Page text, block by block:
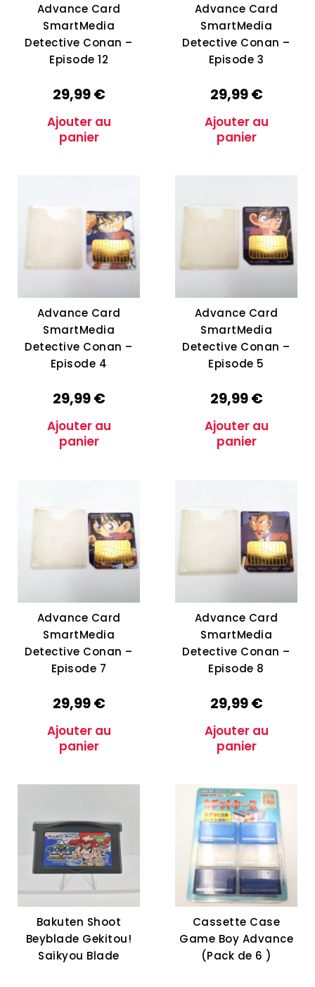
Advance Card
SmartMedia
Detective Conan –
Episode 12
29,99€
Ajouter au
panier
Advance Card
SmartMedia
Detective Conan –
Episode 3
29,99€
Ajouter au
panier
Advance Card
SmartMedia
Detective Conan –
Episode 4
29,99€
Ajouter au
panier
Advance Card
SmartMedia
Detective Conan –
Episode 5
29,99€
Ajouter au
panier
Advance Card
SmartMedia
Detective Conan –
Episode 7
29,99€
Ajouter au
panier
Advance Card
SmartMedia
Detective Conan –
Episode 8
29,99€
Ajouter au
panier
Bakuten Shoot
Beyblade Gekitou!
Saikyou Blade
Cassette Case
Game Boy Advance
(Pack de 6 )